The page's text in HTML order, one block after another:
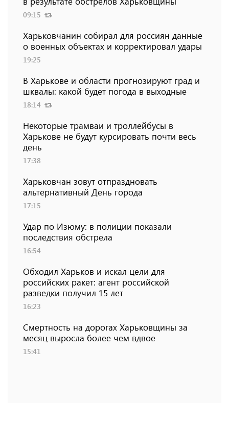
09:15
Харьковчанин собирал для россиян данные
о военных объектах и ​​корректировал удары
19:25
В Харькове и области прогнозируют град и
шквалы: какой будет погода в выходные
18:14
Некоторые трамваи и троллейбусы в
Харькове не будут курсировать почти весь
день
17:38
Харьковчан зовут отпраздновать
альтернативный День города
17:15
Удар по Изюму: в полиции показали
последствия обстрела
16:54
Обходил Харьков и искал цели для
российских ракет: агент российской
разведки получил 15 лет
16:23
Смертность на дорогах Харьковщины за
месяц выросла более чем вдвое
15:41